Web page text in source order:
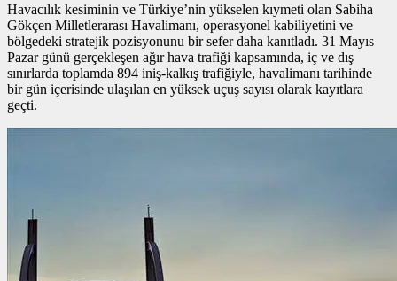
Havacılık kesiminin ve Türkiye’nin yükselen kıymeti olan Sabiha
Gökçen Milletlerarası Havalimanı, operasyonel kabiliyetini ve
bölgedeki stratejik pozisyonunu bir sefer daha kanıtladı. 31 Mayıs
Pazar günü gerçekleşen ağır hava trafiği kapsamında, iç ve dış
sınırlarda toplamda 894 iniş-kalkış trafiğiyle, havalimanı tarihinde
bir gün içerisinde ulaşılan en yüksek uçuş sayısı olarak kayıtlara
geçti.